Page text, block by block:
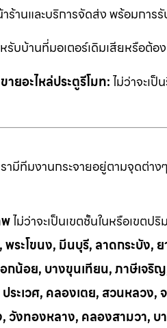
ร้านและบริการจัดส่ง พร้อมการ
รับบ้านที่มอเตอร์เดิมเสียหรือต้
ายอะไหล่ประตูรีโมท:ไม่ว่าจะเ
รามีทีมงานกระจายอยู่ตามจุดต่
ไม่ว่าจะเป็นเขตชั้นในหรือเขตป
ระโขนง, มีนบุรี, ลาดกระบัง
กน้อย, บางขุนเทียน, ภาษีเจ
ระเวศ, คลองเตย, สวนหลวง
วังทองหลาง, คลองสามวา,